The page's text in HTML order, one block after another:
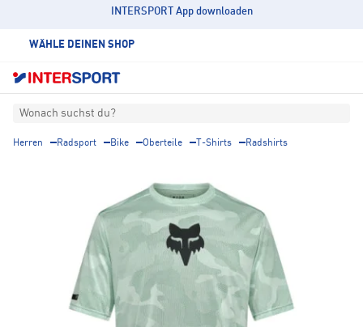
INTERSPORT App downloaden
WÄHLE DEINEN SHOP
Wonach suchst du?
Herren Radsport Bike Oberteile T-Shirts Radshirts